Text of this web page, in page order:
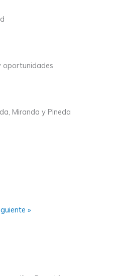
oportunidades
Miranda y Pineda
»